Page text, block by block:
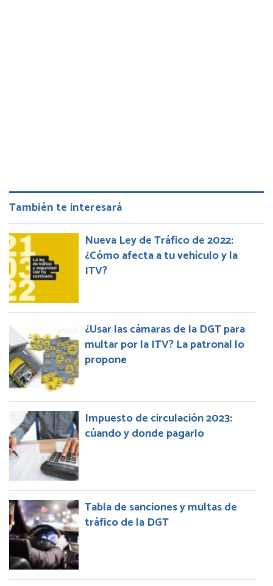
También te interesará
Nueva Ley de Tráfico de 2022:
¿Cómo afecta a tu vehículo y la
ITV?
¿Usar las cámaras de la DGT para
multar por la ITV? La patronal lo
propone
Impuesto de circulación 2023:
cúando y donde pagarlo
Tabla de sanciones y multas de
tráfico de la DGT